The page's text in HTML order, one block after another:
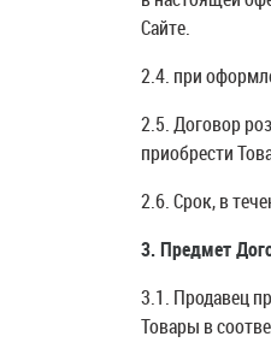
Сайте.
2.4. при
2.5. Договор
приобрести
2.6. Срок, в
3. Предмет
3.1. Продавец
Товары в